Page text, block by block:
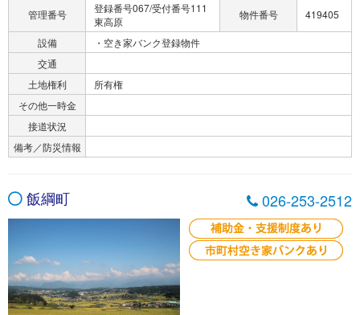
管理番号
登録番号067/受付番号111
東高原
物件番号 419405
設備
・空き家バンク登録物件
交通
土地権利
所有権
その他一時金
接道状況
備考／防災情報
飯綱町 026-253-2512